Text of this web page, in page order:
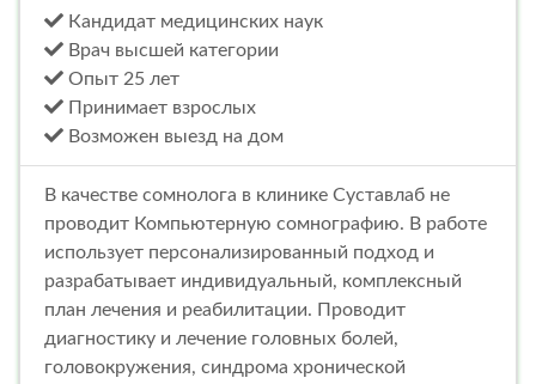
Кандидат медицинских наук
Врач высшей категории
Опыт 25 лет
Принимает взрослых
Возможен выезд на дом
В качестве сомнолога в клинике Суставлаб не
проводит Компьютерную сомнографию. В работе
использует персонализированный подход и
разрабатывает индивидуальный, комплексный
план лечения и реабилитации. Проводит
диагностику и лечение головных болей,
головокружения, синдрома хронической